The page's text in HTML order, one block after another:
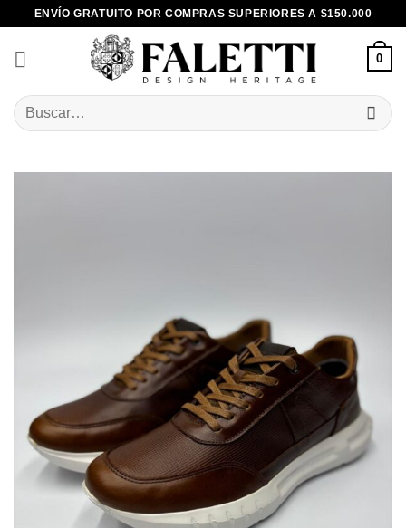
content
ENVÍO GRATUITO POR COMPRAS SUPERIORES A $150.000
0
Buscar
por: